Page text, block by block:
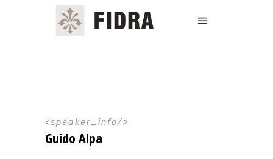
speaker_info
Guido Alpa